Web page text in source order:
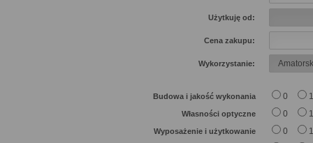
Użytkuję od:
Cena zakupu:
Wykorzystanie:
Budowa i jakość wykonania 0 1
Własności optyczne 0 1
Wyposażenie i użytkowanie 0 1